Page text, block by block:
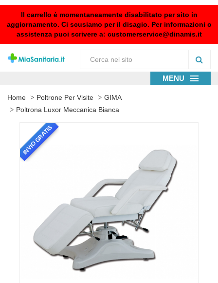
Il carrello è momentaneamente disabilitato per sito in
aggiornamento. Ci scusiamo per il disagio. Per informazioni o
assistenza puoi scrivere a: customerservice@dinamis.it
MENU
Home Poltrone Per Visite
GIMA
Poltrona Luxor Meccanica Bianca
INVIO GRATIS